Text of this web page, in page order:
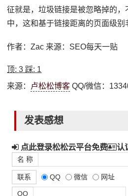
征就是，垃圾链接是被忽略掉的
中，这和基于链接距离的页面级别
作者：Zac 来源：SEO每天一贴
顶:3 踩: 1
来源： 卢松松博客 QQ/微信：
发表感想
点此登录松松云平台免费 认
名 称
联系 QQ 微信 网址
QQ